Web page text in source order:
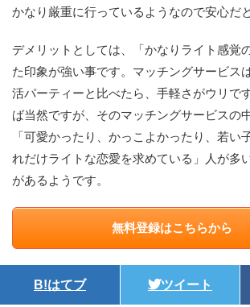
かなり厳重に行っているようなので安心だ
デメリットとしては、「かなりライト感覚
た印象が強い事です。マッチングサービス
活パーティーと比べたら、手軽さがウリで
ば当然ですが、そのマッチングサービスの
「可愛かったり、かっこよかったり、若い
れだけライトな恋愛を求めている」人が多
があるようです。
無料登録はこちらから
B!はてブ ツイート